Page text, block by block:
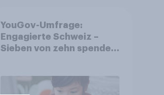
YouGov-Umfrage:
Engagierte Schweiz –
Sieben von zehn spenden,